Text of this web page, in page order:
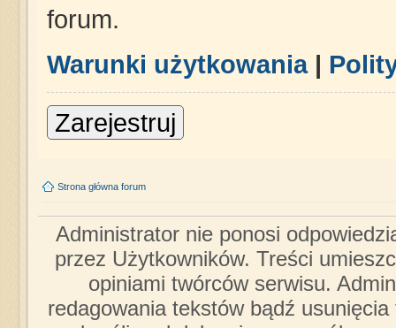
forum.
Warunki użytkowania|
Zarejestruj
Strona główna forum
Administrator nie ponosi
przez Użytkowników. Treści
opiniami twórców serwisu.
redagowania tekstów bądź